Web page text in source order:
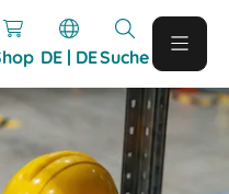
DE | DESuche